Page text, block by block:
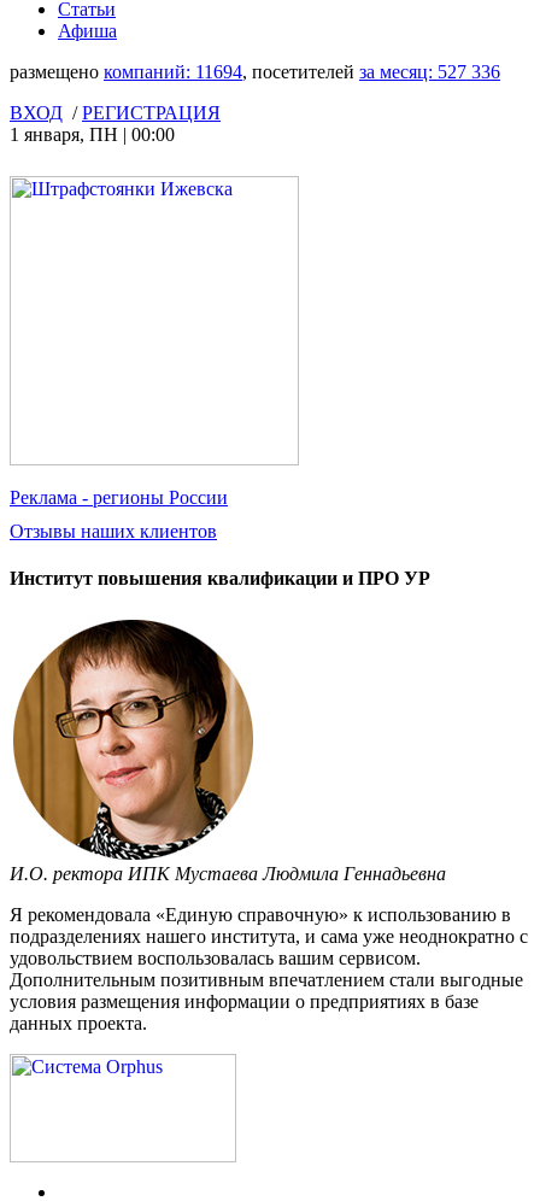
Статьи
Афиша
размещено компаний: 11694, посетителей за месяц: 527 336
ВХОД /РЕГИСТРАЦИЯ
1 января, ПН | 00:00
Реклама - регионы России
Отзывы наших клиентов
Институт повышения квалификации и ПРО УР
И.О. ректора ИПК Мустаева Людмила Геннадьевна
Я рекомендовала «Единую справочную» к использованию в
подразделениях нашего института, и сама уже неоднократно с
удовольствием воспользовалась вашим сервисом.
Дополнительным позитивным впечатлением стали выгодные
условия размещения информации о предприятиях в базе
данных проекта.